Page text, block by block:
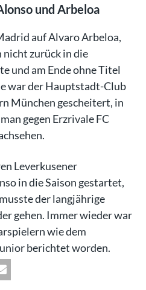
und Arbeloa
auf Alvaro Arbeloa,
nicht zurück in die
und am Ende ohne Titel
war der Hauptstadt-Club
München gescheitert, in
gegen Erzrivale FC
Leverkusener
in die Saison gestartet,
der langjährige
gehen. Immer wieder war
wie dem
berichtet worden.